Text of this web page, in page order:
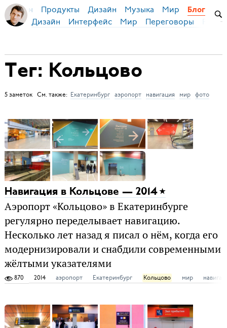
Бирман Продукты Дизайн Музыка Мир Блог
Дизайн Интерфейс Мир Переговоры
Тег: Кольцово
5 заметок См. также: Екатеринбург аэропорт навигация мир фото
Навигация в Кольцове — 2014
Аэропорт «Кольцово» в Екатеринбурге
регулярно переделывает навигацию.
Несколько лет назад я писал о нём, когда его
модернизировали и снабдили современными
жёлтыми указателями
870 2014 аэропорт Екатеринбург Кольцово мир